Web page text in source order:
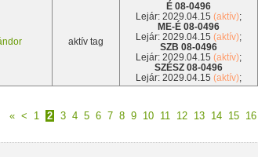
aktív tag
É 08-0496
Lejár: 2029.04.15 (aktív);
ME-É 08-0496
Lejár: 2029.04.15 (aktív);
SZB 08-0496
Lejár: 2029.04.15 (aktív);
SZÉSZ 08-0496
Lejár: 2029.04.15 (aktív);
« < 1 2 3 4 5 6 7 8 9 10 11 12 13 14 15 16